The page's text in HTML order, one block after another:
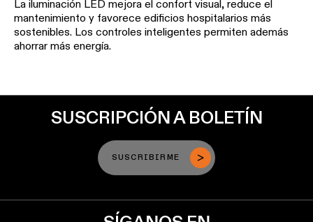
La iluminación LED mejora el confort visual, reduce el
mantenimiento y favorece edificios hospitalarios más
sostenibles. Los controles inteligentes permiten además
ahorrar más energía.
SUSCRIPCIÓN A BOLETÍN
SUSCRIBIRME